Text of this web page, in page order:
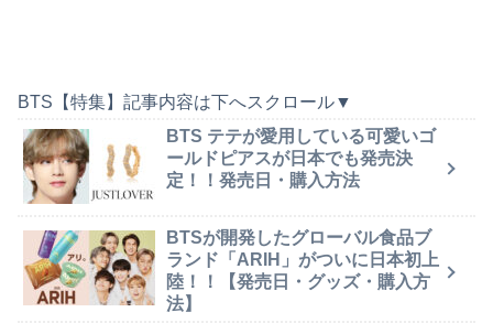
BTS【特集】記事内容は下へスクロール▼
BTS テテが愛用している可愛いゴ
ールドピアスが日本でも発売決
定！！発売日・購入方法
BTSが開発したグローバル食品ブ
ランド「ARIH」がついに日本初上
陸！！【発売日・グッズ・購入方
法】